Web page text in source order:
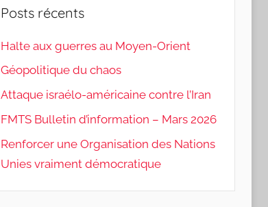
Posts récents
Halte aux guerres au Moyen-Orient
Géopolitique du chaos
Attaque israélo-américaine contre l’Iran
FMTS Bulletin d’information – Mars 2026
Renforcer une Organisation des Nations
Unies vraiment démocratique